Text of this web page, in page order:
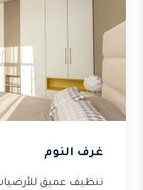
غرف النوم
تنظيف عميق